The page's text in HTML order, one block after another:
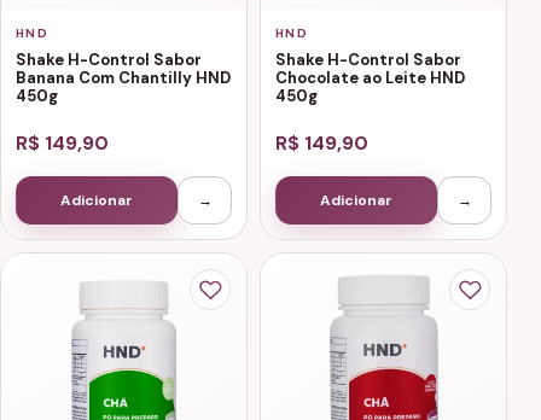
HND
Shake H-Control Sabor
Banana Com Chantilly HND
450g
R$ 149,90
Adicionar →
HND
Shake H-Control Sabor
Chocolate ao Leite HND
450g
R$ 149,90
Adicionar →